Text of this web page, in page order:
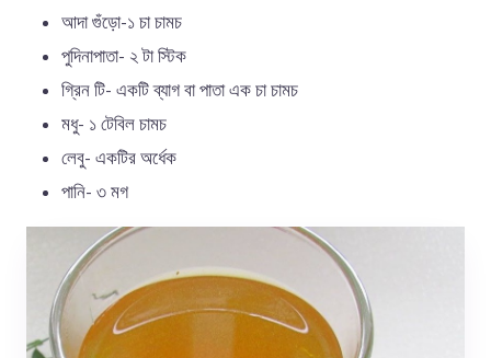
আদা গুঁড়ো-১ চা চামচ
পুদিনাপাতা- ২ টা স্টিক
গ্রিন টি- একটি ব্যাগ বা পাতা এক চা চামচ
মধু- ১ টেবিল চামচ
লেবু- একটির অর্ধেক
পানি- ৩ মগ